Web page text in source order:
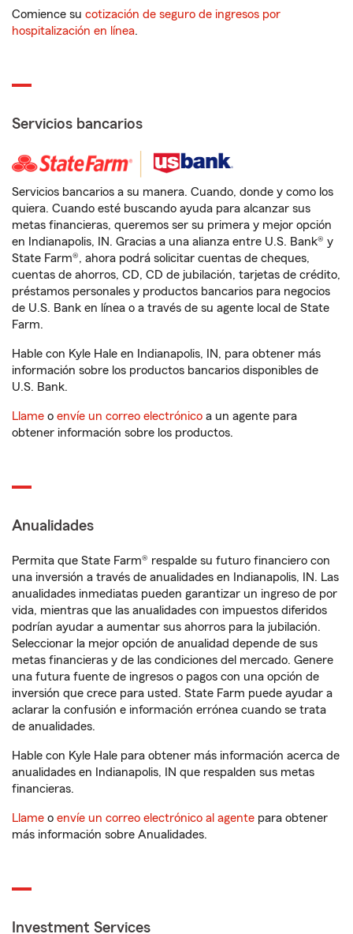
Comience su cotización de seguro de ingresos por
hospitalización en línea.
Servicios bancarios
Servicios bancarios a su manera. Cuando, donde y como los
quiera. Cuando esté buscando ayuda para alcanzar sus
metas financieras, queremos ser su primera y mejor opción
en Indianapolis, IN. Gracias a una alianza entre U.S. Bank® y
State Farm®, ahora podrá solicitar cuentas de cheques,
cuentas de ahorros, CD, CD de jubilación, tarjetas de crédito,
préstamos personales y productos bancarios para negocios
de U.S. Bank en línea o a través de su agente local de State
Farm.
Hable con Kyle Hale en Indianapolis, IN, para obtener más
información sobre los productos bancarios disponibles de
U.S. Bank.
Llame o envíe un correo electrónico a un agente para
obtener información sobre los productos.
Anualidades
Permita que State Farm® respalde su futuro financiero con
una inversión a través de anualidades en Indianapolis, IN. Las
anualidades inmediatas pueden garantizar un ingreso de por
vida, mientras que las anualidades con impuestos diferidos
podrían ayudar a aumentar sus ahorros para la jubilación.
Seleccionar la mejor opción de anualidad depende de sus
metas financieras y de las condiciones del mercado. Genere
una futura fuente de ingresos o pagos con una opción de
inversión que crece para usted. State Farm puede ayudar a
aclarar la confusión e información errónea cuando se trata
de anualidades.
Hable con Kyle Hale para obtener más información acerca de
anualidades en Indianapolis, IN que respalden sus metas
financieras.
Llame o envíe un correo electrónico al agente para obtener
más información sobre Anualidades.
Investment Services